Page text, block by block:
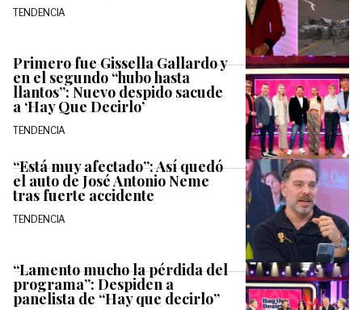
TENDENCIA
Primero fue Gissella Gallardo y
en el segundo “hubo hasta
llantos”: Nuevo despido sacude
a ‘Hay Que Decirlo’
TENDENCIA
“Está muy afectado”: Así quedó
el auto de José Antonio Neme
tras fuerte accidente
TENDENCIA
“Lamento mucho la pérdida del
programa”: Despiden a
panelista de “Hay que decirlo”